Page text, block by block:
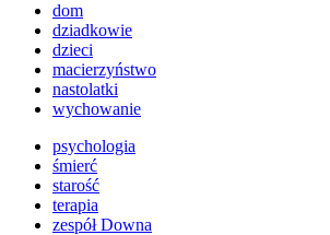
dom
dziadkowie
dzieci
macierzyństwo
nastolatki
wychowanie
psychologia
śmierć
starość
terapia
zespół Downa